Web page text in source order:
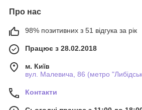
Про нас
98% позитивних з 51 відгука за рік
Працює з 28.02.2018
м. Київ
вул. Малевича, 86 (метро
Контакти